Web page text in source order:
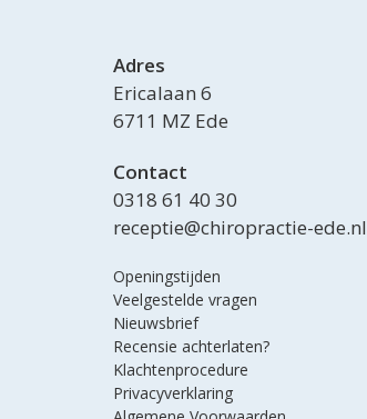
Adres
Ericalaan 6
6711 MZ Ede
Contact
0318 61 40 30
receptie@chiropractie-ede.nl
Openingstijden
Veelgestelde vragen
Nieuwsbrief
Recensie achterlaten?
Klachtenprocedure
Privacyverklaring